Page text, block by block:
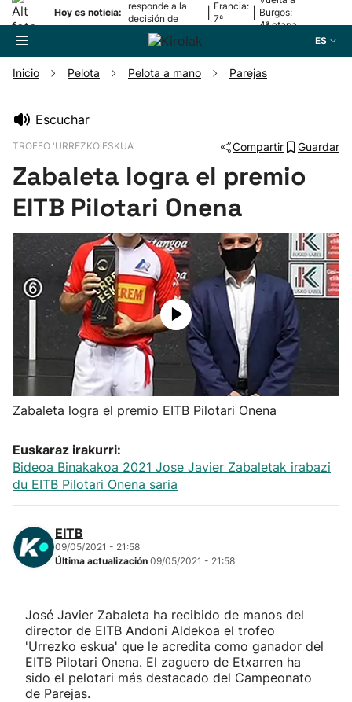
Hoy es noticia:
responde a la
decisión de
Oriamendi
Francia:
7ª
Burgos:
4ª etapa
ES
Pelota
Remo
Baloncesto
Herri-kirolak
Balonmano
Kirolak 360
Atletismo
Carreras de montaña
"Helmuga"
Inicio Pelota Pelota a mano Parejas
Escuchar
TROFEO 'URREZKO ESKUA' Compartir Guardar
Zabaleta logra el premio
EITB Pilotari Onena
Zabaleta logra el premio EITB Pilotari Onena
Euskaraz irakurri:
Bideoa Binakakoa 2021 Jose Javier Zabaletak irabazi
du EITB Pilotari Onena saria
EITB
09/05/2021 - 21:58
Última actualización 09/05/2021 - 21:58
José Javier Zabaleta ha recibido de manos del
director de EITB Andoni Aldekoa el trofeo
'Urrezko eskua' que le acredita como ganador del
EITB Pilotari Onena. El zaguero de Etxarren ha
sido el pelotari más destacado del Campeonato
de Parejas.